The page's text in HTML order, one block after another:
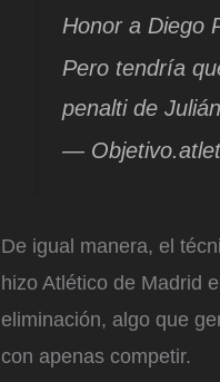
Honor a Diego
Pero tendría
penalti de
—
De igual manera, el
hizo Atlético de Madrid
eliminación, algo que
con apenas competir.